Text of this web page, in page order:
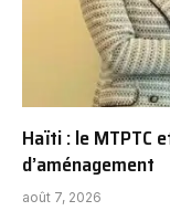
Haïti : le MTPTC
d’aménagement
août 7, 2026